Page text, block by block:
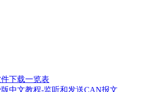
件下载一览表
版中文教程-监听和发送CAN报文